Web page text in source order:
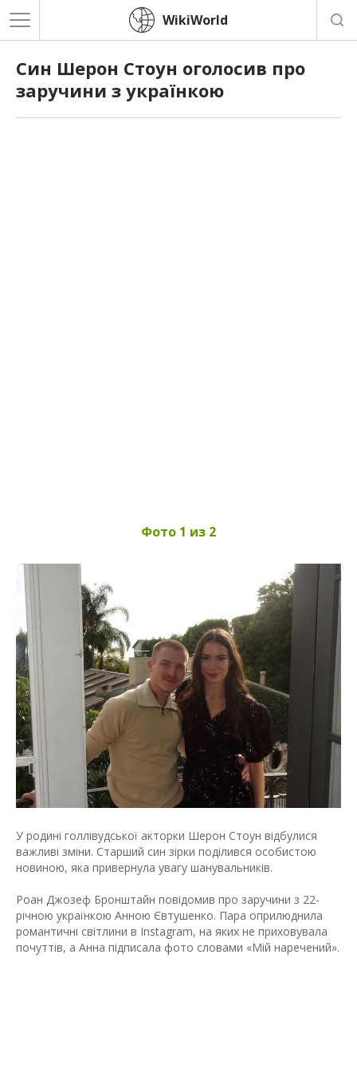
WikiWorld
Син Шерон Стоун оголосив про
заручини з українкою
Фото 1 из 2
У родині голлівудської акторки Шерон Стоун відбулися
важливі зміни. Старший син зірки поділився особистою
новиною, яка привернула увагу шанувальників.
Роан Джозеф Бронштайн повідомив про заручини з 22-
річною українкою Анною Євтушенко. Пара оприлюднила
романтичні світлини в Instagram, на яких не приховувала
почуттів, а Анна підписала фото словами «Мій наречений».